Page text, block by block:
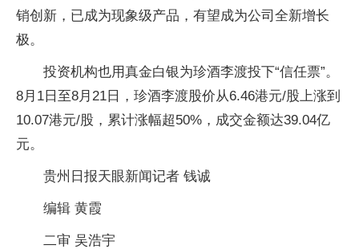
销创新，已成为现象级产品，有望成为公司全新增长
极。
投资机构也用真金白银为珍酒李渡投下“信任票”。
8月1日至8月21日，珍酒李渡股价从6.46港元/股上涨到
10.07港元/股，累计涨幅超50%，成交金额达39.04亿
元。
贵州日报天眼新闻记者 钱诚
编辑 黄霞
二审 吴浩宇